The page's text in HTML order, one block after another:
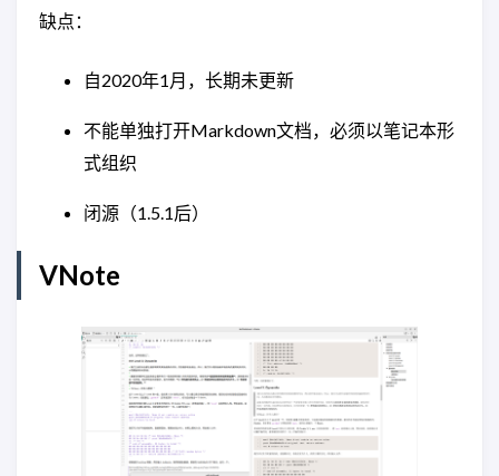
缺点：
自2020年1月，长期未更新
不能单独打开Markdown文档，必须以笔记本形
式组织
闭源（1.5.1后）
VNote